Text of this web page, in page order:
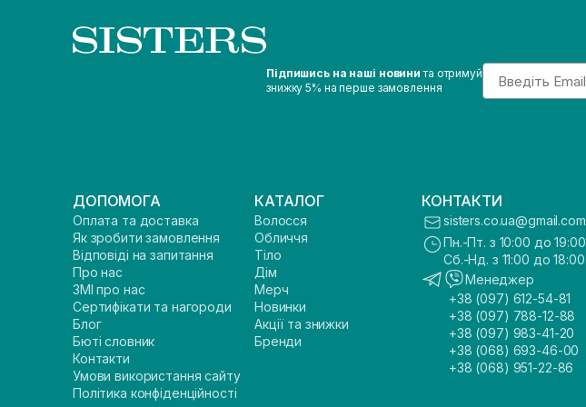
Підпишись на наші новини та отримуй
знижку 5% на перше замовлення
Email
ДОПОМОГА
Оплата та доставка
Як зробити замовлення
Відповіді на запитання
Про нас
ЗМІ про нас
Сертифікати та нагороди
Блог
Бюті словник
Контакти
Умови використання сайту
Політика конфіденційності
КАТАЛОГ
Волосся
Обличчя
Тіло
Дім
Мерч
Новинки
Акції та знижки
Бренди
КОНТАКТИ
sisters.co.ua@gmail.com
Пн.-Пт. з 10:00 до 19:00
Сб.-Нд. з 11:00 до 18:00
Менеджер
+38 (097) 612-54-81
+38 (097) 788-12-88
+38 (097) 983-41-20
+38 (068) 693-46-00
+38 (068) 951-22-86